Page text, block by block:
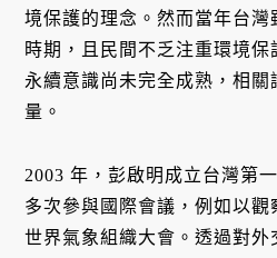
境保護的理念。然而當年台灣
時期，且民間不乏注重環境
永續意識尚未完全成熟，相關
量。
2003 年，彭啟明成立台灣第
多次參與國際會議，例如以觀
世界氣象組織大會。透過對